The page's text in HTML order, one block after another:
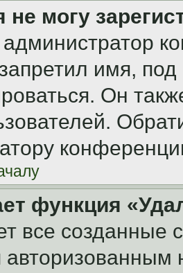
не могу
имя,
Он
функция
все созданные